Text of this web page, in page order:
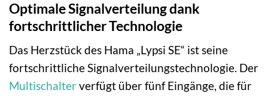
Optimale Signalverteilung dank
fortschrittlicher Technologie
Das Herzstück des Hama „Lypsi SE“ ist seine
fortschrittliche Signalverteilungstechnologie. Der
Multischalterverfügt über fünf Eingänge, die für